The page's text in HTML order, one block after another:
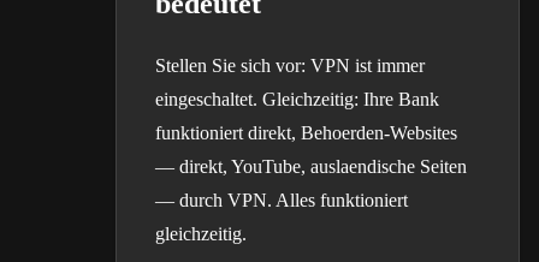
Stellen Sie sich vor: VPN ist immer
eingeschaltet. Gleichzeitig: Ihre Bank
funktioniert direkt, Behoerden-Websites
— direkt, YouTube, auslaendische Seiten
— durch VPN. Alles funktioniert
gleichzeitig.